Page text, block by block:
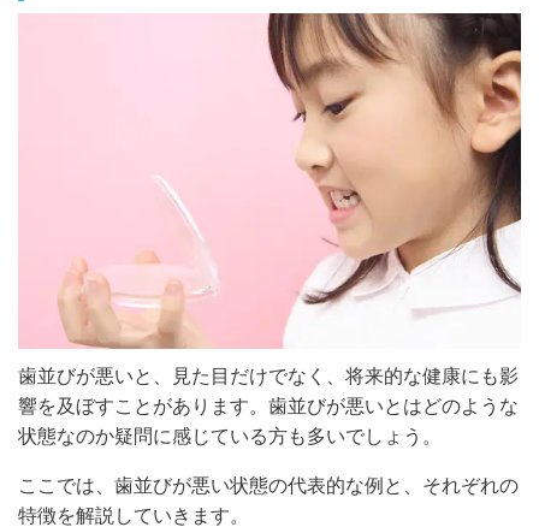
歯並びが悪いと、見た目だけでなく、将来的な健康にも影
響を及ぼすことがあります。歯並びが悪いとはどのような
状態なのか疑問に感じている方も多いでしょう。
ここでは、歯並びが悪い状態の代表的な例と、それぞれの
特徴を解説していきます。